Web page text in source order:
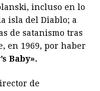
incluso en lo
isla del Diablo; a
de satanismo tras
en 1969, por haber
Baby».
de